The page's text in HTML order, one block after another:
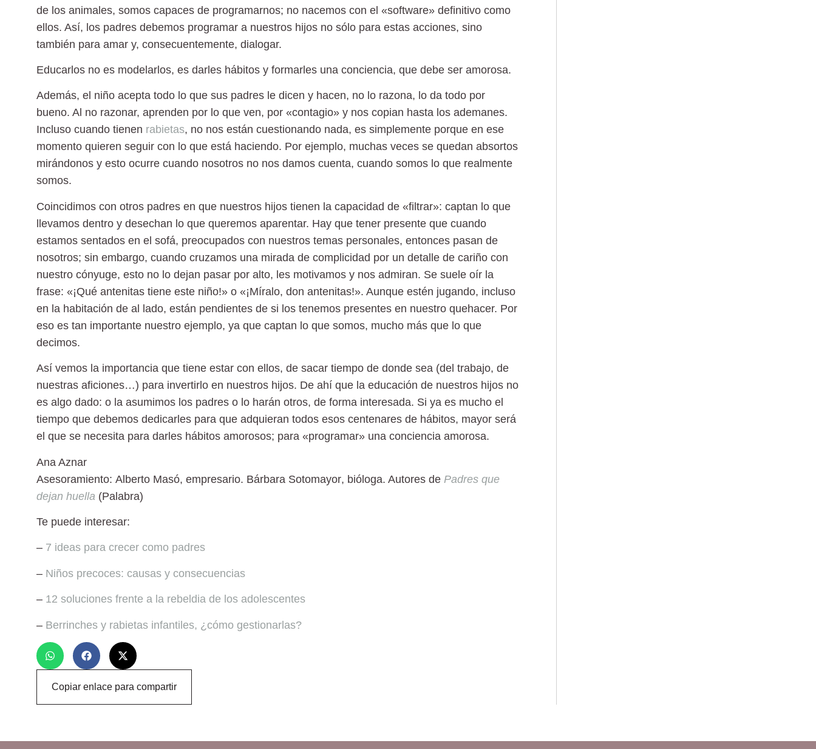
de los animales, somos capaces de programarnos; no nacemos con el «software» definitivo como
ellos. Así, los padres debemos programar a nuestros hijos no sólo para estas acciones, sino
también para amar y, consecuentemente, dialogar.
Educarlos no es modelarlos, es darles hábitos y formarles una conciencia, que debe ser amorosa.
Además, el niño acepta todo lo que sus padres le dicen y hacen, no lo razona, lo da todo por
bueno. Al no razonar, aprenden por lo que ven, por «contagio» y nos copian hasta los ademanes.
Incluso cuando tienen rabietas, no nos están cuestionando nada, es simplemente porque en ese
momento quieren seguir con lo que está haciendo. Por ejemplo, muchas veces se quedan absortos
mirándonos y esto ocurre cuando nosotros no nos damos cuenta, cuando somos lo que realmente
somos.
Coincidimos con otros padres en que nuestros hijos tienen la capacidad de «filtrar»: captan lo que
llevamos dentro y desechan lo que queremos aparentar. Hay que tener presente que cuando
estamos sentados en el sofá, preocupados con nuestros temas personales, entonces pasan de
nosotros; sin embargo, cuando cruzamos una mirada de complicidad por un detalle de cariño con
nuestro cónyuge, esto no lo dejan pasar por alto, les motivamos y nos admiran. Se suele oír la
frase: «¡Qué antenitas tiene este niño!» o «¡Míralo, don antenitas!». Aunque estén jugando, incluso
en la habitación de al lado, están pendientes de si los tenemos presentes en nuestro quehacer. Por
eso es tan importante nuestro ejemplo, ya que captan lo que somos, mucho más que lo que
decimos.
Así vemos la importancia que tiene estar con ellos, de sacar tiempo de donde sea (del trabajo, de
nuestras aficiones…) para invertirlo en nuestros hijos. De ahí que la educación de nuestros hijos no
es algo dado: o la asumimos los padres o lo harán otros, de forma interesada. Si ya es mucho el
tiempo que debemos dedicarles para que adquieran todos esos centenares de hábitos, mayor será
el que se necesita para darles hábitos amorosos; para «programar» una conciencia amorosa.
Ana Aznar
Asesoramiento: Alberto Masó, empresario. Bárbara Sotomayor, bióloga. Autores de Padres que
dejan huella (Palabra)
Te puede interesar:
– 7 ideas para crecer como padres
– Niños precoces: causas y consecuencias
– 12 soluciones frente a la rebeldia de los adolescentes
– Berrinches y rabietas infantiles, ¿cómo gestionarlas?
Copiar enlace para compartir